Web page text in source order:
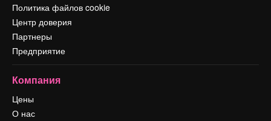
Политика файлов cookie
Центр доверия
Партнеры
Предприятие
Компания
Цены
О нас